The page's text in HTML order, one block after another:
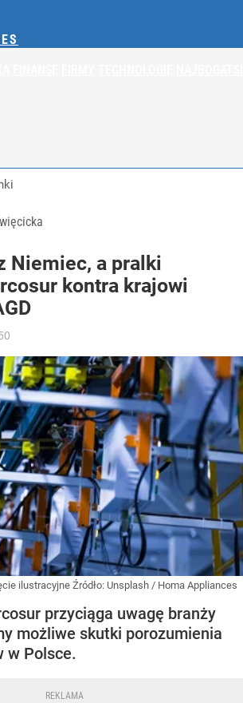
Niemiec, a pralki
kontra krajowi
ilustracyjne Źródło: Unsplash / Homa Appliances
przyciąga uwagę branży
możliwe skutki porozumienia
w Polsce.